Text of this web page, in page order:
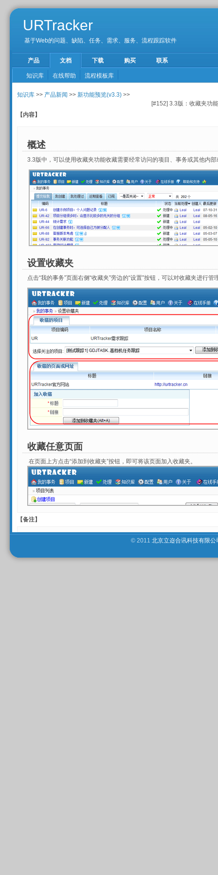
URTracker
基于Web的问题、缺陷、任务、需求、服务、流程跟踪软件
产品 文档 下载 购买 联系
知识库 在线帮助 流程模板库
知识库 >> 产品新闻 >> 新功能预览(v3.3) >>
[#152] 3.3版：收藏夹功能
【内容】
概述
3.3版中，可以使用收藏夹功能收藏需要经常访问的项目、事务或其他内
设置收藏夹
点击“我的事务”页面右侧“收藏夹”旁边的“设置”按钮，可以对收藏夹进行管
收藏任意页面
在页面上方点击“添加到收藏夹”按钮，即可将该页面加入收藏夹。
【备注】
© 2011 北京立迩合讯科技有限公